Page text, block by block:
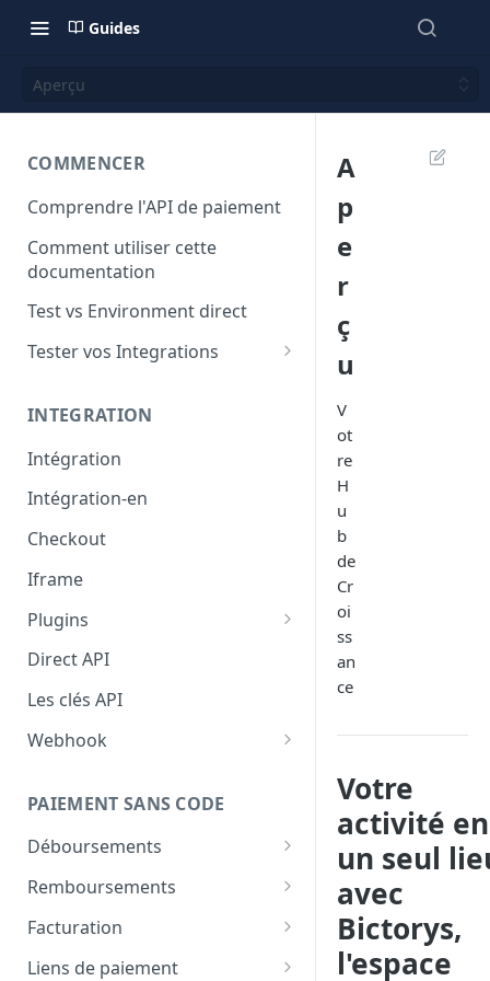
Guides
Aperçu
COMMENCER
Comprendre l'API de paiement
Comment utiliser cette
documentation
Test vs Environment direct
Tester vos Integrations
Test Mobile Money
INTEGRATION
Intégration
Intégration-en
Checkout
Iframe
Plugins
Woocommerce
Intégration Shopify — Bictorys
Direct API
Les clés API
Webhook
Comment valider les
webhooks
PAIEMENT SANS CODE
Déboursements
Aperçu
Comment effectuer un
Remboursements
Aperçu
Comment effectuer un
Facturation
Créer une facture
Liens de paiement
A
p
e
r
ç
u
V
ot
re
H
u
b
de
Cr
oi
ss
an
ce
Votre
activité en
un seul
avec
Bictorys,
l'espace